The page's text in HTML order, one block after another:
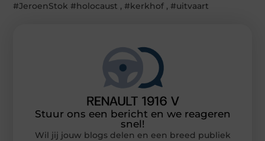
#JeroenStok #holocaust , #kerkhof , #uitvaart
Stuur ons een bericht en we reageren
snel!
Wil jij jouw blogs delen en een breed publiek